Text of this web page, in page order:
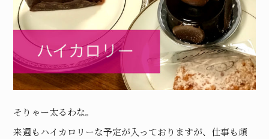
そりゃー太るわな。
来週もハイカロリーな予定が入っておりますが、仕事も頑